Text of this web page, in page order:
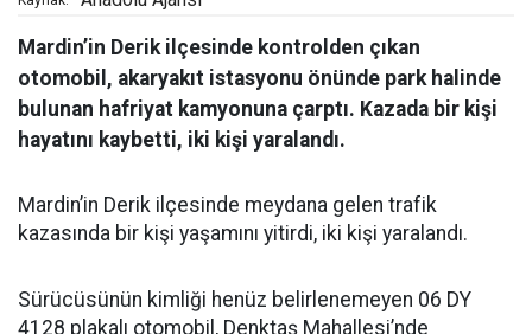
Mardin’in Derik ilçesinde kontrolden çıkan
otomobil, akaryakıt istasyonu önünde park halinde
bulunan hafriyat kamyonuna çarptı. Kazada bir kişi
hayatını kaybetti, iki kişi yaralandı.
Mardin’in Derik ilçesinde meydana gelen trafik
kazasında bir kişi yaşamını yitirdi, iki kişi yaralandı.
Sürücüsünün kimliği henüz belirlenemeyen 06 DY
4128 plakalı otomobil, Denktaş Mahallesi’nde